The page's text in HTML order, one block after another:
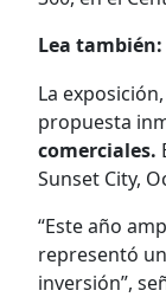
Lea también:
La
propuesta
comerciales.
Sunset City,
“Este año
representó
inversión”,